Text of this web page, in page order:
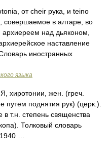
от cheir рука, и teino
совершаемое в алтаре, во
над дьяконом,
наставление
иностранных
языка
жен. (греч.
путем поднятия рук) (церк.).
т.н. степень священства
Толковый словарь
…